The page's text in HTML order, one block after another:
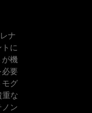
ナ
に
機
必要
モグ
重な
ン